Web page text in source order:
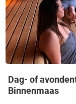
Dag- of
Binnenmaas